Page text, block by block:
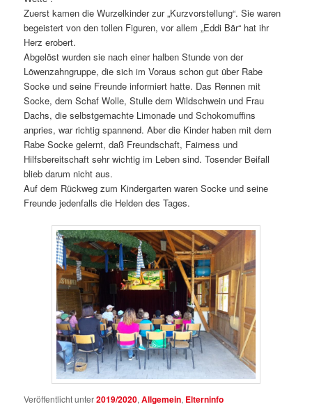
Zuerst kamen die Wurzelkinder zur „Kurzvorstellung“. Sie waren
begeistert von den tollen Figuren, vor allem „Eddi Bär“ hat ihr
Herz erobert.
Abgelöst wurden sie nach einer halben Stunde von der
Löwenzahngruppe, die sich im Voraus schon gut über Rabe
Socke und seine Freunde informiert hatte. Das Rennen mit
Socke, dem Schaf Wolle, Stulle dem Wildschwein und Frau
Dachs, die selbstgemachte Limonade und Schokomuffins
anpries, war richtig spannend. Aber die Kinder haben mit dem
Rabe Socke gelernt, daß Freundschaft, Fairness und
Hilfsbereitschaft sehr wichtig im Leben sind. Tosender Beifall
blieb darum nicht aus.
Auf dem Rückweg zum Kindergarten waren Socke und seine
Freunde jedenfalls die Helden des Tages.
Veröffentlicht unter2019/2020,Allgemein, Elterninfo